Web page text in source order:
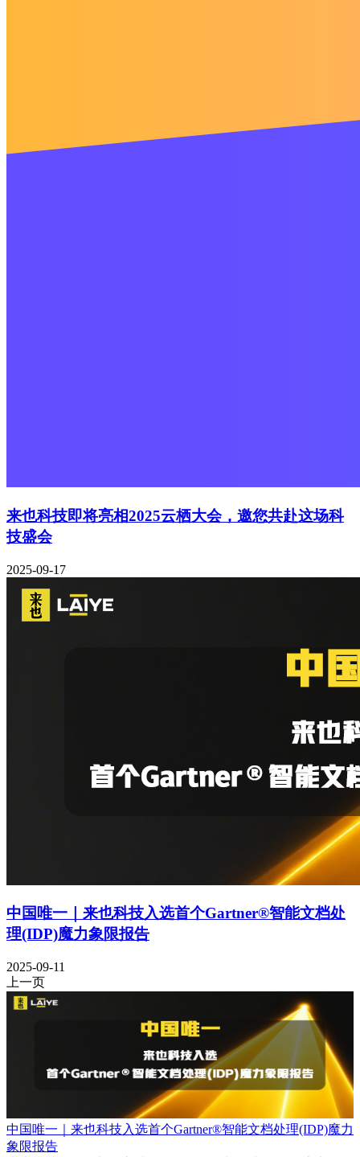
来也科技即将亮相2025云栖大会，邀您共赴这场科
技盛会
2025-09-17
中国唯一｜来也科技入选首个Gartner®智能文档处
理(IDP)魔力象限报告
2025-09-11
上一页
中国唯一｜来也科技入选首个Gartner®智能文档处理(IDP)魔力
象限报告